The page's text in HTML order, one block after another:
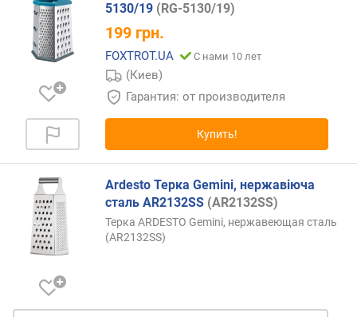
5130/19 (RG-5130/19)
199 грн.
FOXTROT.UA С нами 10 лет
(Киев)
Гарантия: от производителя
Купить!
Ardesto Терка Gemini, нержавіюча
сталь AR2132SS (AR2132SS)
Терка ARDESTO Gemini, нержавеющая сталь
(AR2132SS)